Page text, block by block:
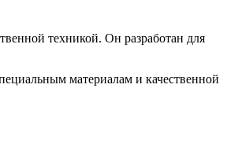
техникой. Он разработан для
материалам и качественной